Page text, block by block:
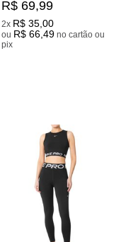
R$ 69,99
2x R$ 35,00
ou R$ 66,49 no cartão ou
pix